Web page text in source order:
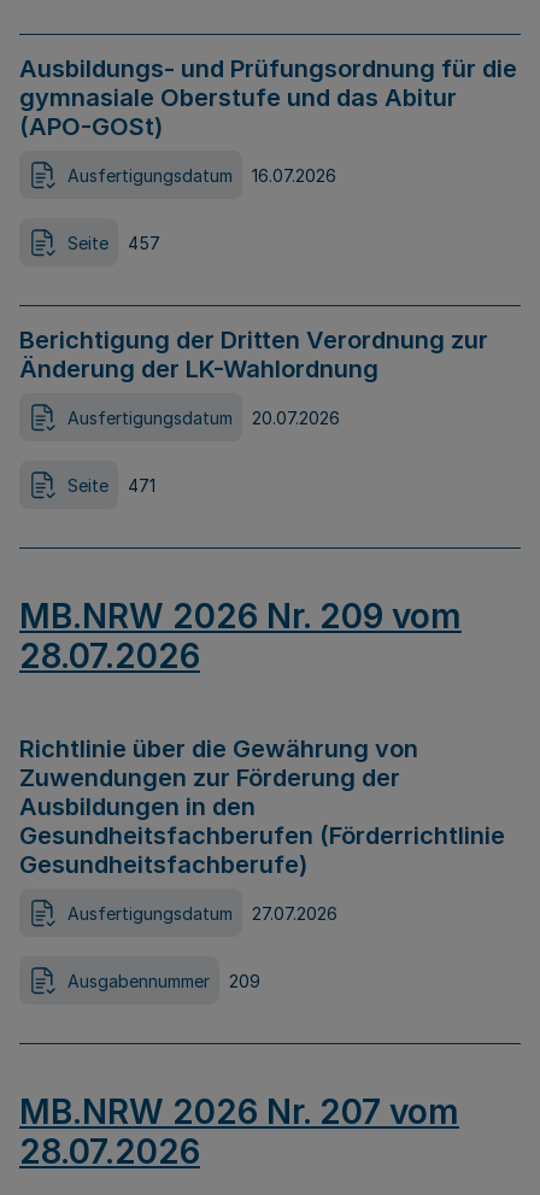
Ausbildungs- und Prüfungsordnung für die
gymnasiale Oberstufe und das Abitur
(APO-GOSt)
Ausfertigungsdatum 16.07.2026
Seite 457
Berichtigung der Dritten Verordnung zur
Änderung der LK-Wahlordnung
Ausfertigungsdatum 20.07.2026
Seite 471
MB.NRW 2026 Nr. 209 vom
28.07.2026
Richtlinie über die Gewährung von
Zuwendungen zur Förderung der
Ausbildungen in den
Gesundheitsfachberufen (Förderrichtlinie
Gesundheitsfachberufe)
Ausfertigungsdatum 27.07.2026
Ausgabennummer 209
MB.NRW 2026 Nr. 207 vom
28.07.2026